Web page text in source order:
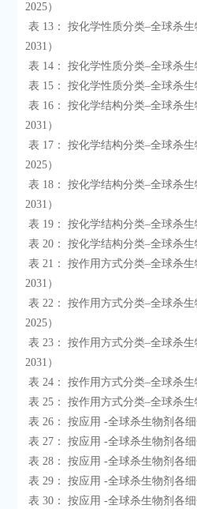
2025）
表 13： 按化学性质分类–全球杀生物剂各细分收入（百万美元）&（2026-
2031）
表 14： 按化学性质分类–全球杀生物剂各细分销量（千吨）&（2020-2025）
表 15： 按化学性质分类–全球杀生物剂各细分销量（千吨）&（2026-2031）
表 16： 按化学结构分类–全球杀生物剂各细分收入（百万美元）&（2024 &
2031）
表 17： 按化学结构分类–全球杀生物剂各细分收入（百万美元）&（2020-
2025）
表 18： 按化学结构分类–全球杀生物剂各细分收入（百万美元）&（2026-
2031）
表 19： 按化学结构分类–全球杀生物剂各细分销量（千吨）&（2020-2025）
表 20： 按化学结构分类–全球杀生物剂各细分销量（千吨）&（2026-2031）
表 21： 按作用方式分类–全球杀生物剂各细分收入（百万美元）&（2024 &
2031）
表 22： 按作用方式分类–全球杀生物剂各细分收入（百万美元）&（2020-
2025）
表 23： 按作用方式分类–全球杀生物剂各细分收入（百万美元）&（2026-
2031）
表 24： 按作用方式分类–全球杀生物剂各细分销量（千吨）&（2020-2025）
表 25： 按作用方式分类–全球杀生物剂各细分销量（千吨）&（2026-2031）
表 26： 按应用 -全球杀生物剂各细分收入（百万美元）&（2024 & 2031）
表 27： 按应用 -全球杀生物剂各细分收入（百万美元）&（2020-2025）
表 28： 按应用 -全球杀生物剂各细分收入（百万美元）&（2026-2031）
表 29： 按应用 -全球杀生物剂各细分销量（千吨）&（2020-2025）
表 30： 按应用 -全球杀生物剂各细分销量（千吨）&（2026-2031）